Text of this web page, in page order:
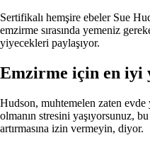
Sertifikalı hemşire ebeler Sue
emzirme sırasında yemeniz
yiyecekleri paylaşıyor.
Emzirme için en iyi
Hudson, muhtemelen zaten
olmanın stresini yaşıyorsunuz,
artırmasına izin vermeyin, diyor.